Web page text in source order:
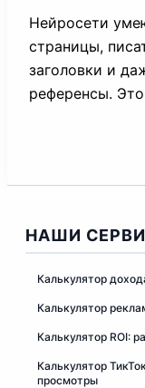
Нейросети
страницы,
заголовки и
референсы.
НАШИ
Калькулятор
Калькулятор
Калькулятор ROI:
Калькулятор
просмотры